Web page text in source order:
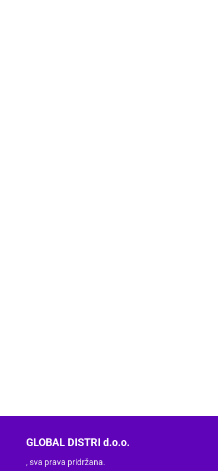
GLOBAL DISTRI d.o.o.
, sva prava pridržana.